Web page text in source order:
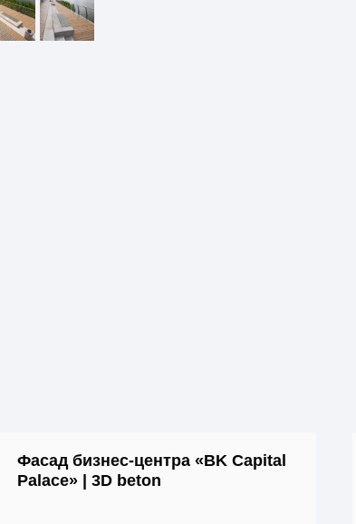
Фасад бизнес-центра «BK Capital
Palace» | 3D beton